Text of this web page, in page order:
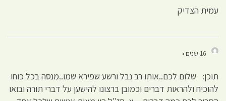
עמית הצדיק
16 שנים •
תוכן: שלום לכם..אותו רב נבל ורשע שפירא שמו..מנסה בכל כוחו
להוכיח ולהראות דברים וכמובן ברצונו להישען על דברי תורה ובואו